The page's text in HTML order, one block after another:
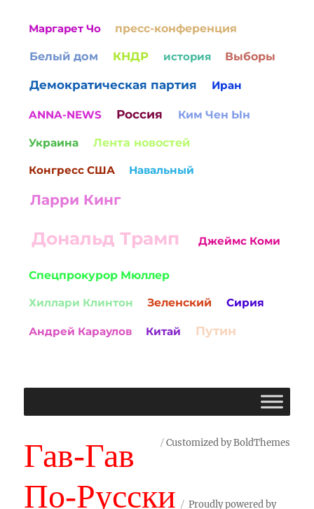
Маргарет Чо пресс-конференция
Белый дом КНДР история Выборы
Демократическая партия Иран
ANNA-NEWS Россия Ким Чен Ын
Украина Лента новостей
Конгресс США Навальный
Ларри Кинг
Дональд Трамп Джеймс Коми
Спецпрокурор Мюллер
Хиллари Клинтон Зеленский Сирия
Андрей Караулов Китай Путин
Customized by BoldThemes
Гав-Гав
По-Русски
Proudly powered by